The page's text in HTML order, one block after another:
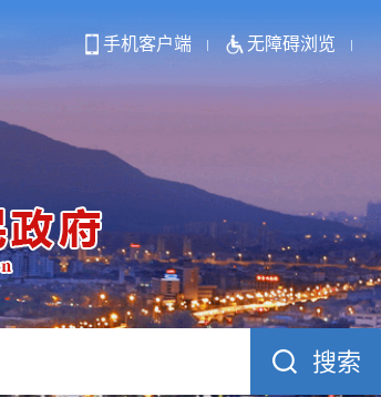
手机客户端 无障碍浏览